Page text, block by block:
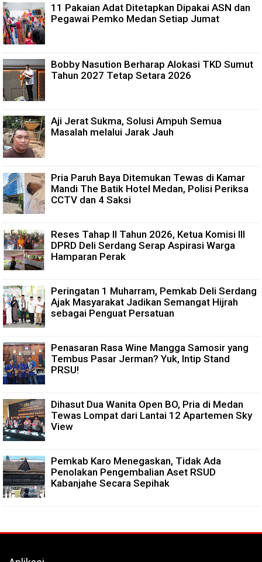
11 Pakaian Adat Ditetapkan Dipakai ASN dan
Pegawai Pemko Medan Setiap Jumat
Bobby Nasution Berharap Alokasi TKD Sumut
Tahun 2027 Tetap Setara 2026
Aji Jerat Sukma, Solusi Ampuh Semua
Masalah melalui Jarak Jauh
Pria Paruh Baya Ditemukan Tewas di Kamar
Mandi The Batik Hotel Medan, Polisi Periksa
CCTV dan 4 Saksi
Reses Tahap II Tahun 2026, Ketua Komisi III
DPRD Deli Serdang Serap Aspirasi Warga
Hamparan Perak
Peringatan 1 Muharram, Pemkab Deli Serdang
Ajak Masyarakat Jadikan Semangat Hijrah
sebagai Penguat Persatuan
Penasaran Rasa Wine Mangga Samosir yang
Tembus Pasar Jerman? Yuk, Intip Stand
PRSU!
Dihasut Dua Wanita Open BO, Pria di Medan
Tewas Lompat dari Lantai 12 Apartemen Sky
View
Pemkab Karo Menegaskan, Tidak Ada
Penolakan Pengembalian Aset RSUD
Kabanjahe Secara Sepihak